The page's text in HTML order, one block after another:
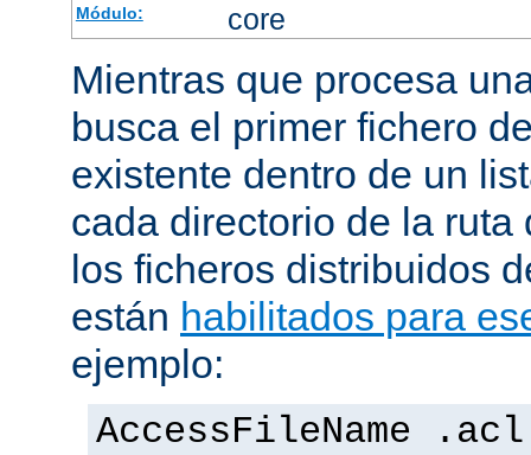
Módulo: core
Mientras que procesa
busca el primer fichero
existente dentro de un
cada directorio de la ruta
los ficheros distribuidos
están habilitados para
ejemplo:
AccessFileName .acl